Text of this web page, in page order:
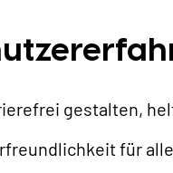
gestalten,
für